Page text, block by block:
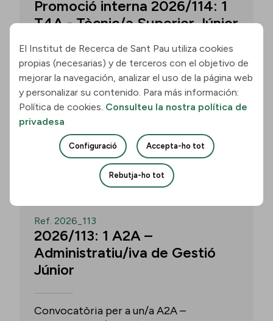
Promoció interna 2026/114: 1
T4A - Tècnic/a Superior Júnior
Convocatòria per a un/a T4A - Tècnic/a
Superior Júnior al grup Neurobiologia de
les Demències - Multilingual Aphasia &
Dementia Research Lab. Termini: 11
d’agost de 2026, 15.00 h.
Uneix-te
Ref. 2026_113
2026/113: 1 A2A –
Administratiu/iva de Gestió
Júnior
Convocatòria per a un/a A2A –
El Institut de Recerca de Sant Pau utiliza cookies
propias (necesarias) y de terceros con el objetivo de
mejorar la navegación, analizar el uso de la página web
y personalizar su contenido. Para más información:
Política de cookies. Consulteu la nostra política de
privadesa
Configuració Accepta-ho tot
Rebutja-ho tot